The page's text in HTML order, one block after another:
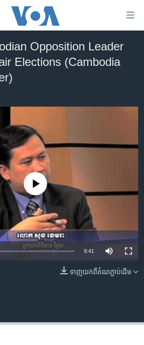
Opposition Leader
Elections (Cambodia
source currently available
9:41
ទាញ​យក​ពី​តំណភ្ជាប់​ដើម